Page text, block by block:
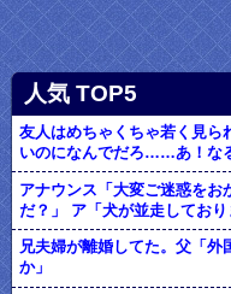
人気 TOP5
友人はめちゃくちゃ若く見ら
いのになんでだろ……あ！な
アナウンス「大変ご迷惑をお
だ？」 ア「犬が並走しており
兄夫婦が離婚してた。父「外
か」